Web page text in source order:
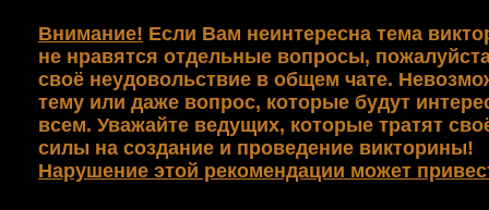
Внимание! Если Вам неинтересна тема
не нравятся отдельные вопросы,
своё неудовольствие в общем чате.
тему или даже вопрос, которые будут
всем. Уважайте ведущих, которые тратят
силы на создание и проведение викторины!
Нарушение этой рекомендации может